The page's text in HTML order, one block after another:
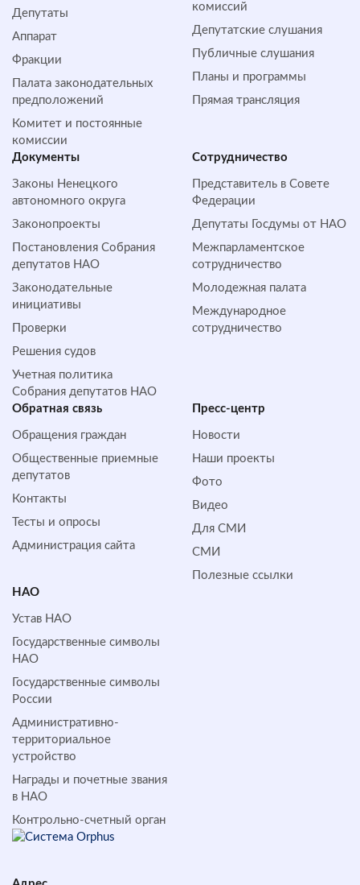
Депутаты
Аппарат
Фракции
Палата законодательных
предположений
Комитет и постоянные
комиссии
комиссий
Депутатские слушания
Публичные слушания
Планы и программы
Прямая трансляция
Документы
Законы Ненецкого
автономного округа
Законопроекты
Постановления Собрания
депутатов НАО
Законодательные
инициативы
Проверки
Решения судов
Учетная политика
Собрания депутатов НАО
Сотрудничество
Представитель в Совете
Федерации
Депутаты Госдумы от НАО
Межпарламентское
сотрудничество
Молодежная палата
Международное
сотрудничество
Обратная cвязь
Обращения граждан
Общественные приемные
депутатов
Контакты
Тесты и опросы
Администрация сайта
Пресс-центр
Новости
Наши проекты
Фото
Видео
Для СМИ
СМИ
Полезные ссылки
НАО
Устав НАО
Государственные символы
НАО
Государственные символы
России
Административно-
территориальное
устройство
Награды и почетные звания
в НАО
Контрольно-счетный орган